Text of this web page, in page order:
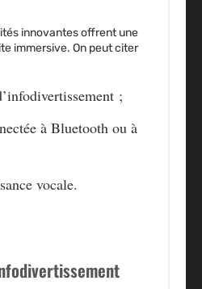
innovantes offrent une
immersive. On peut citer
;
à Bluetooth ou à
vocale.